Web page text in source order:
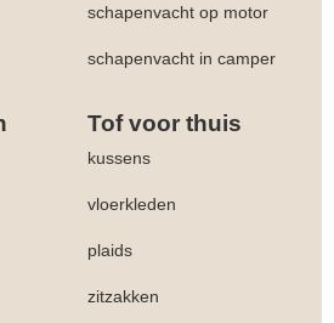
schapenvacht op motor
schapenvacht in camper
Tof voor thuis
kussens
vloerkleden
plaids
zitzakken